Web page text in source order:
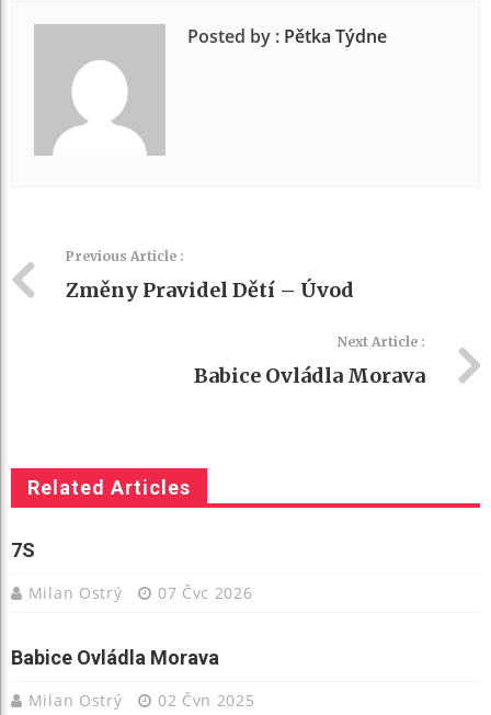
Posted by : Pětka Týdne
Previous Article :
Změny Pravidel Dětí – Úvod
Next Article :
Babice Ovládla Morava
Related Articles
7S
Milan Ostrý 07 Čvc 2026
Babice Ovládla Morava
Milan Ostrý 02 Čvn 2025